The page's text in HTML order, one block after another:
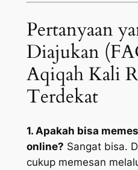
Pertanyaan
Diajukan
Aqiqah Kali
Terdekat
1. Apakah bisa
online? Sangat bisa.
cukup memesan